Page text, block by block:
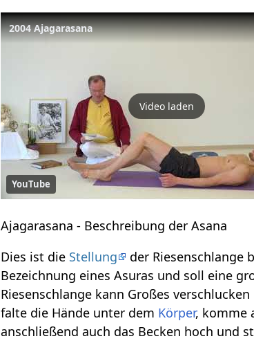
2004 Ajagarasana
Video laden
YouTube
Ajagarasana - Beschreibung der Asana
Dies ist die Stellung der Riesenschlange
Bezeichnung eines Asuras und soll eine
Riesenschlange kann Großes
falte die Hände unter dem Körper, komme
anschließend auch das Becken hoch und